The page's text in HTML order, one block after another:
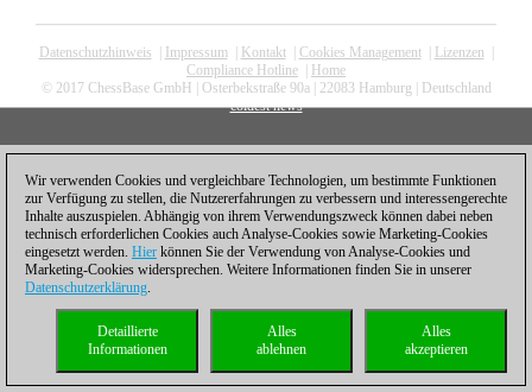
Datenschutzhinweis Impressum| Kontakt| Cookies Management| Lizenzen
Compliance Hotline
Home
© 2017 ChessBase GmbH | Osterbekstraße 90a | 22083 Hamburg | Deutschland
coldest news
Wir verwenden Cookies und vergleichbare Technologien, um bestimmte Funktionen
zur Verfügung zu stellen, die Nutzererfahrungen zu verbessern und interessengerechte
Inhalte auszuspielen. Abhängig von ihrem Verwendungszweck können dabei neben
technisch erforderlichen Cookies auch Analyse-Cookies sowie Marketing-Cookies
eingesetzt werden. Hier können Sie der Verwendung von Analyse-Cookies und
Marketing-Cookies widersprechen. Weitere Informationen finden Sie in unserer
Datenschutzerklärung.
Alles
akzeptieren
Alles
ablehnen
Detaillierte
Informationen